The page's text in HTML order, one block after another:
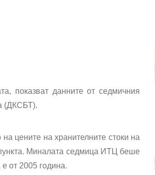
показват данните от седмичния
(ДКСБТ).
цените на хранителните стоки на
Миналата седмица ИТЦ беше
от 2005 година.